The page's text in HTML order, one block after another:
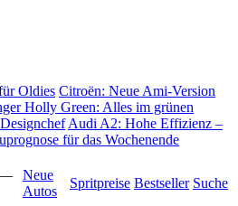
Oldies Citroën: Neue Ami-Version
Holly Green: Alles im grünen
Audi A2: Hohe Effizienz –
für das Wochenende
Neue
Autos
Spritpreise Bestseller Suche